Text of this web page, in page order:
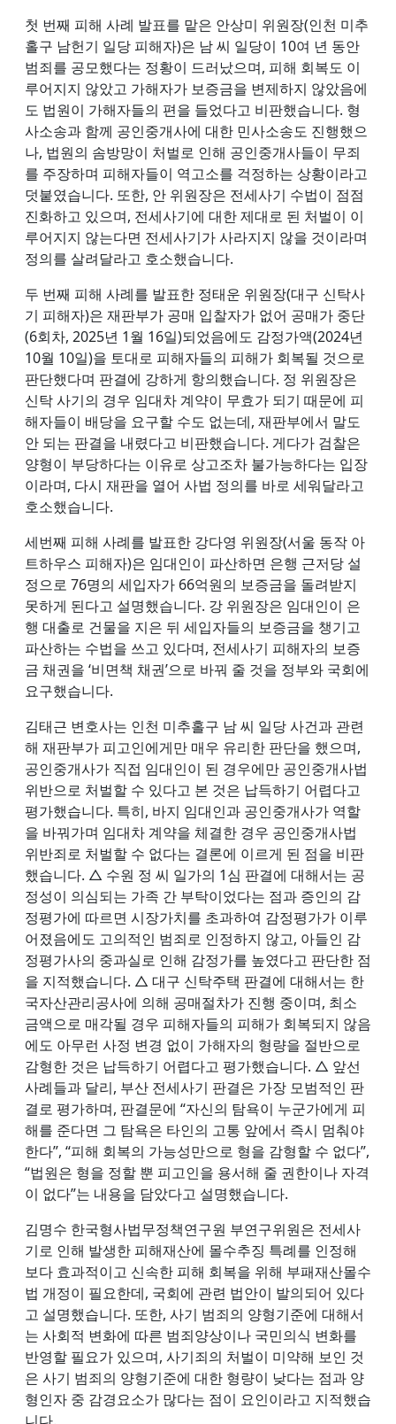
첫 번째 피해 사례 발표를 맡은 안상미 위원장(인천 미추
홀구 남헌기 일당 피해자)은 남 씨 일당이 10여 년 동안
범죄를 공모했다는 정황이 드러났으며, 피해 회복도 이
루어지지 않았고 가해자가 보증금을 변제하지 않았음에
도 법원이 가해자들의 편을 들었다고 비판했습니다. 형
사소송과 함께 공인중개사에 대한 민사소송도 진행했으
나, 법원의 솜방망이 처벌로 인해 공인중개사들이 무죄
를 주장하며 피해자들이 역고소를 걱정하는 상황이라고
덧붙였습니다. 또한, 안 위원장은 전세사기 수법이 점점
진화하고 있으며, 전세사기에 대한 제대로 된 처벌이 이
루어지지 않는다면 전세사기가 사라지지 않을 것이라며
정의를 살려달라고 호소했습니다.
두 번째 피해 사례를 발표한 정태운 위원장(대구 신탁사
기 피해자)은 재판부가 공매 입찰자가 없어 공매가 중단
(6회차, 2025년 1월 16일)되었음에도 감정가액(2024년
10월 10일)을 토대로 피해자들의 피해가 회복될 것으로
판단했다며 판결에 강하게 항의했습니다. 정 위원장은
신탁 사기의 경우 임대차 계약이 무효가 되기 때문에 피
해자들이 배당을 요구할 수도 없는데, 재판부에서 말도
안 되는 판결을 내렸다고 비판했습니다. 게다가 검찰은
양형이 부당하다는 이유로 상고조차 불가능하다는 입장
이라며, 다시 재판을 열어 사법 정의를 바로 세워달라고
호소했습니다.
세번째 피해 사례를 발표한 강다영 위원장(서울 동작 아
트하우스 피해자)은 임대인이 파산하면 은행 근저당 설
정으로 76명의 세입자가 66억원의 보증금을 돌려받지
못하게 된다고 설명했습니다. 강 위원장은 임대인이 은
행 대출로 건물을 지은 뒤 세입자들의 보증금을 챙기고
파산하는 수법을 쓰고 있다며, 전세사기 피해자의 보증
금 채권을 ‘비면책 채권’으로 바꿔 줄 것을 정부와 국회에
요구했습니다.
김태근 변호사는 인천 미추홀구 남 씨 일당 사건과 관련
해 재판부가 피고인에게만 매우 유리한 판단을 했으며,
공인중개사가 직접 임대인이 된 경우에만 공인중개사법
위반으로 처벌할 수 있다고 본 것은 납득하기 어렵다고
평가했습니다. 특히, 바지 임대인과 공인중개사가 역할
을 바꿔가며 임대차 계약을 체결한 경우 공인중개사법
위반죄로 처벌할 수 없다는 결론에 이르게 된 점을 비판
했습니다. △ 수원 정 씨 일가의 1심 판결에 대해서는 공
정성이 의심되는 가족 간 부탁이었다는 점과 증인의 감
정평가에 따르면 시장가치를 초과하여 감정평가가 이루
어졌음에도 고의적인 범죄로 인정하지 않고, 아들인 감
정평가사의 중과실로 인해 감정가를 높였다고 판단한 점
을 지적했습니다. △ 대구 신탁주택 판결에 대해서는 한
국자산관리공사에 의해 공매절차가 진행 중이며, 최소
금액으로 매각될 경우 피해자들의 피해가 회복되지 않음
에도 아무런 사정 변경 없이 가해자의 형량을 절반으로
감형한 것은 납득하기 어렵다고 평가했습니다. △ 앞선
사례들과 달리, 부산 전세사기 판결은 가장 모범적인 판
결로 평가하며, 판결문에 “자신의 탐욕이 누군가에게 피
해를 준다면 그 탐욕은 타인의 고통 앞에서 즉시 멈춰야
한다”, “피해 회복의 가능성만으로 형을 감형할 수 없다”,
“법원은 형을 정할 뿐 피고인을 용서해 줄 권한이나 자격
이 없다”는 내용을 담았다고 설명했습니다.
김명수 한국형사법무정책연구원 부연구위원은 전세사
기로 인해 발생한 피해재산에 몰수추징 특례를 인정해
보다 효과적이고 신속한 피해 회복을 위해 부패재산몰수
법 개정이 필요한데, 국회에 관련 법안이 발의되어 있다
고 설명했습니다. 또한, 사기 범죄의 양형기준에 대해서
는 사회적 변화에 따른 범죄양상이나 국민의식 변화를
반영할 필요가 있으며, 사기죄의 처벌이 미약해 보인 것
은 사기 범죄의 양형기준에 대한 형량이 낮다는 점과 양
형인자 중 감경요소가 많다는 점이 요인이라고 지적했습